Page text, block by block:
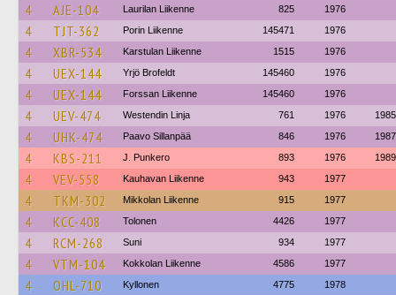
4 AJE-104 Laurilan Liikenne 825 1976
4 TJT-362 Porin Liikenne 145471 1976
4 XBR-534 Karstulan Liikenne 1515 1976
4 UEX-144 Yrjö Brofeldt 145460 1976
4 UEX-144 Forssan Liikenne 145460 1976
4 UEV-474 Westendin Linja 761 1976 1985
4 UHK-474 Paavo Sillanpää 846 1976 1987
4 KBS-211 J. Punkero 893 1976 1989
4 VEV-558 Kauhavan Liikenne 943 1977
4 TKM-302 Mikkolan Liikenne 915 1977
4 KCC-408 Tolonen 4426 1977
4 RCM-268 Suni 934 1977
4 VTM-104 Kokkolan Liikenne 4586 1977
4 OHL-710 Kyllonen 4775 1978